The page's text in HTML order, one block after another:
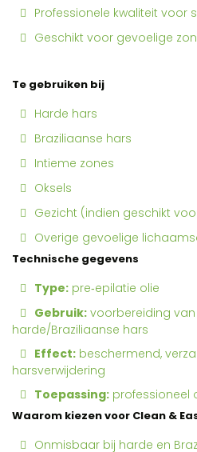
Professionele kwaliteit voor
Geschikt voor gevoelige
Te gebruiken bij
Harde hars
Braziliaanse hars
Intieme zones
Oksels
Gezicht (indien geschikt
Overige gevoelige
Technische gegevens
Type: pre‑epilatie olie
Gebruik: voorbereiding
harde/Braziliaanse hars
Effect: beschermend,
harsverwijdering
Toepassing: professioneel
Waarom kiezen voor Clean &
Onmisbaar bij harde en